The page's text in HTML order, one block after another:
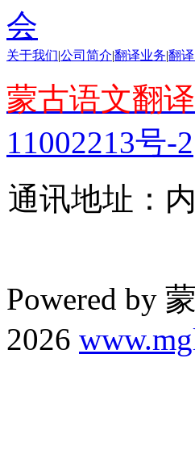
会
关于我们 公司简介 翻译业务 翻
蒙古语文翻
11002213号-2
通讯地址：
Powered by
2026